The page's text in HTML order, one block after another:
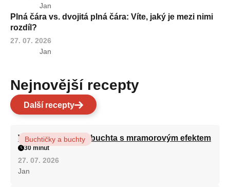
Jan
Plná čára vs. dvojitá plná čára: Víte, jaký je mezi nimi
rozdíl?
27. 07. 2026
Jan
Nejnovější recepty
Další recepty
Vláčná olejová litá buchta s mramorovým efektem
Buchtičky a buchty
30 minut
27. 07. 2026
Jan